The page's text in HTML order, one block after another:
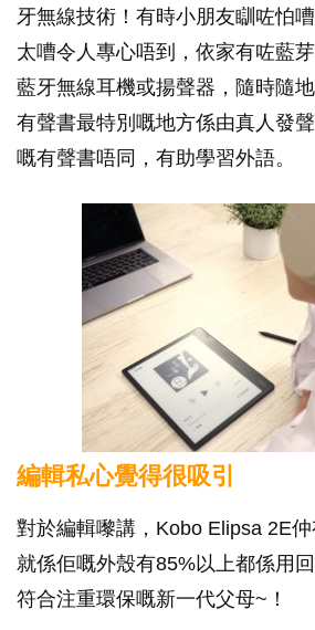
牙無線技術！有時小朋友瞓咗怕
太嘈令人專心唔到，依家有咗藍
藍牙無線耳機或揚聲器，隨時隨
有聲書最特別嘅地方係由真人發
嘅有聲書唔同，有助學習外語。
編輯私心覺得很吸引
對於編輯嚟講，Kobo Elipsa 2E仲
就係佢嘅外殼有85%以上都係用
符合注重環保嘅新一代父母~！